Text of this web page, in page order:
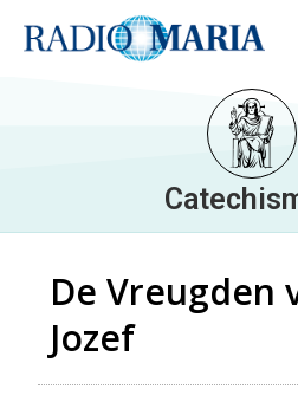
De Vreugden
Jozef